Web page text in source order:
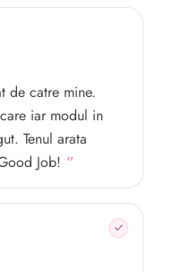
de catre mine.
iar modul in
Tenul arata
Job!